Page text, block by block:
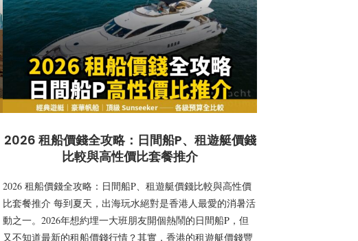
2026 租船價錢全攻略：日間船P、租遊艇價錢
比較與高性價比套餐推介
2026 租船價錢全攻略：日間船P、租遊艇價錢比較與高性價
比套餐推介 每到夏天，出海玩水絕對是香港人最愛的消暑活
動之一。2026年想約埋一大班朋友開個熱鬧的日間船P，但
又不知道最新的租船價錢行情？其實，香港的租遊艇價錢豐